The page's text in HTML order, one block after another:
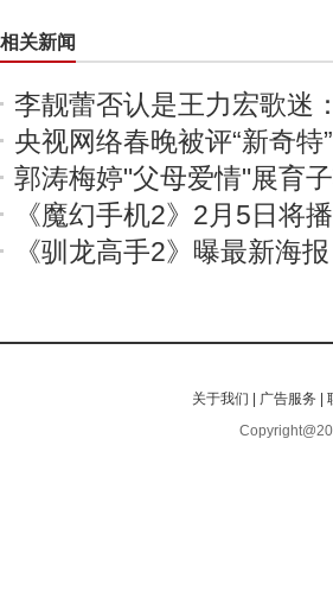
相关新闻
李靓蕾否认是王力宏歌迷
央视网络春晚被评“新奇
郭涛梅婷"父母爱情"展育
《魔幻手机2》2月5日将
《驯龙高手2》曝最新海
关于我们 广告服务 |